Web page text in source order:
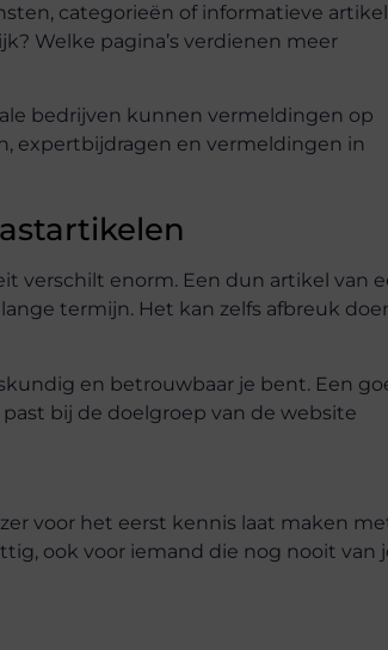
categorieën of informatieve
Welke pagina’s verdienen meer
bedrijven kunnen vermeldingen op
expertbijdragen en vermeldingen in
verschilt enorm. Een dun artikel van
termijn. Het kan zelfs afbreuk
en betrouwbaar je bent. Een
bij de doelgroep van de website
voor het eerst kennis laat maken
ook voor iemand die nog nooit van